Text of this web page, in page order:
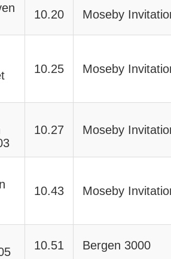
10.20 Moseby
10.25 Moseby
10.27 Moseby
10.43 Moseby
10.51 Bergen 3000